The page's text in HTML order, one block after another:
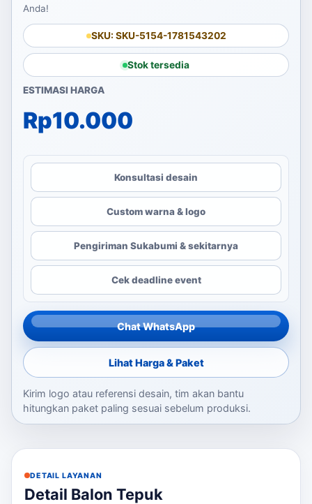
Anda!
SKU: SKU-5154-1781543202
Stok tersedia
ESTIMASI HARGA
Rp10.000
Konsultasi desain
Custom warna & logo
Pengiriman Sukabumi & sekitarnya
Cek deadline event
Chat WhatsApp
Lihat Harga & Paket
Kirim logo atau referensi desain, tim akan bantu
hitungkan paket paling sesuai sebelum produksi.
DETAIL LAYANAN
Detail Balon Tepuk